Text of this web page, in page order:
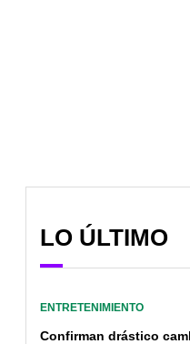
LO ÚLTIMO
ENTRETENIMIENTO
Confirman drástico